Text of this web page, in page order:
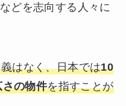
どを志向する人々に
はなく、日本では10
の物件を指すことが